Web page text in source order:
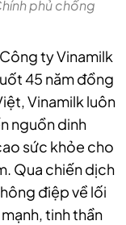
phủ chống
ty Vinamilk
45 năm đồng
Vinamilk luôn
nguồn dinh
sức khỏe cho
Qua chiến dịch
điệp về lối
tinh thần